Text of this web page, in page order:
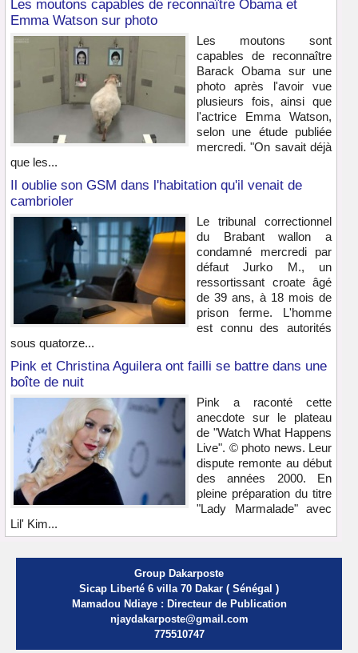
Les moutons capables de reconnaître Obama et
Emma Watson sur photo
Les moutons sont
capables de reconnaître
Barack Obama sur une
photo après l'avoir vue
plusieurs fois, ainsi que
l'actrice Emma Watson,
selon une étude publiée
mercredi. "On savait déjà
que les...
Il oublie son GSM dans l'habitation qu'il venait de
cambrioler
Le tribunal correctionnel
du Brabant wallon a
condamné mercredi par
défaut Jurko M., un
ressortissant croate âgé
de 39 ans, à 18 mois de
prison ferme. L'homme
est connu des autorités
sous quatorze...
Pink et Christina Aguilera ont failli se battre dans une
boîte de nuit
Pink a raconté cette
anecdote sur le plateau
de "Watch What Happens
Live". © photo news. Leur
dispute remonte au début
des années 2000. En
pleine préparation du titre
"Lady Marmalade" avec
Lil' Kim...
Group Dakarposte
Sicap Liberté 6 villa 70 Dakar ( Sénégal )
Mamadou Ndiaye : Directeur de Publication
njaydakarposte@gmail.com
775510747